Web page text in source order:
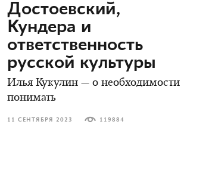
Достоевский,
Кундера и
ответственность
русской культуры
Илья Кукулин — о необходимости
понимать
11 СЕНТЯБРЯ 2023 119884